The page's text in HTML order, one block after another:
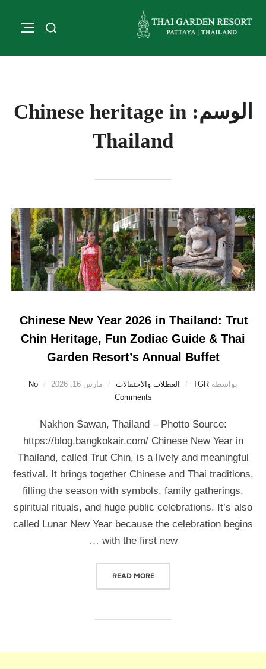
الوسم:Chinese heritage in
Thailand
Chinese New Year 2026 in Thailand: Trut
Chin Heritage, Fun Zodiac Guide & Thai
Garden Resort’s Annual Buffet
بواسطة TGR العطلات والاحتفالات مارس 16, 2026
No
Comments
Nakhon Sawan, Thailand – Photto Source:
https://blog.bangkokair.com/ Chinese New Year in
Thailand, called Trut Chin, is a lively and meaningful
festival. It brings together Chinese and Thai traditions,
filling the season with symbols, family gatherings,
spiritual rituals, and huge public celebrations. It’s also
called Lunar New Year because the celebration begins
with the first new …
READ MORE